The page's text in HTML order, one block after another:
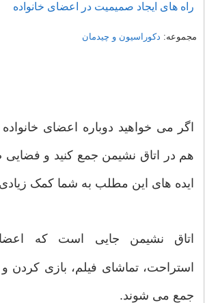
راه های ایجاد صمیمیت در اعضای خانواده
مجموعه: دکوراسیون و چیدمان
اگر می خواهید دوباره اعضای
هم در اتاق نشیمن جمع کنید و فضایی
ایده های این مطلب به شما کمک
اتاق نشیمن جایی است که
استراحت، تماشای فیلم، بازی کردن
جمع می شوند.